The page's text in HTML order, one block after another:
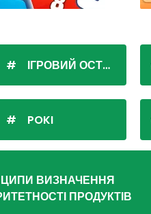
ІГРОВИЙ ОСТРІВ
POKI
ВИЗНАЧЕННЯ
ПРОДУКТІВ